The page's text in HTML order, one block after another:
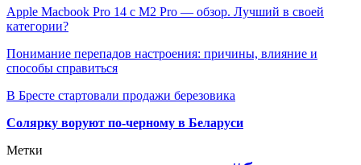
Apple Macbook Pro 14 с M2 Pro — обзор. Лучший в своей
категории?
Понимание перепадов настроения: причины, влияние и
способы справиться
В Бресте стартовали продажи березовика
Солярку воруют по-черному в Беларуси
Метки